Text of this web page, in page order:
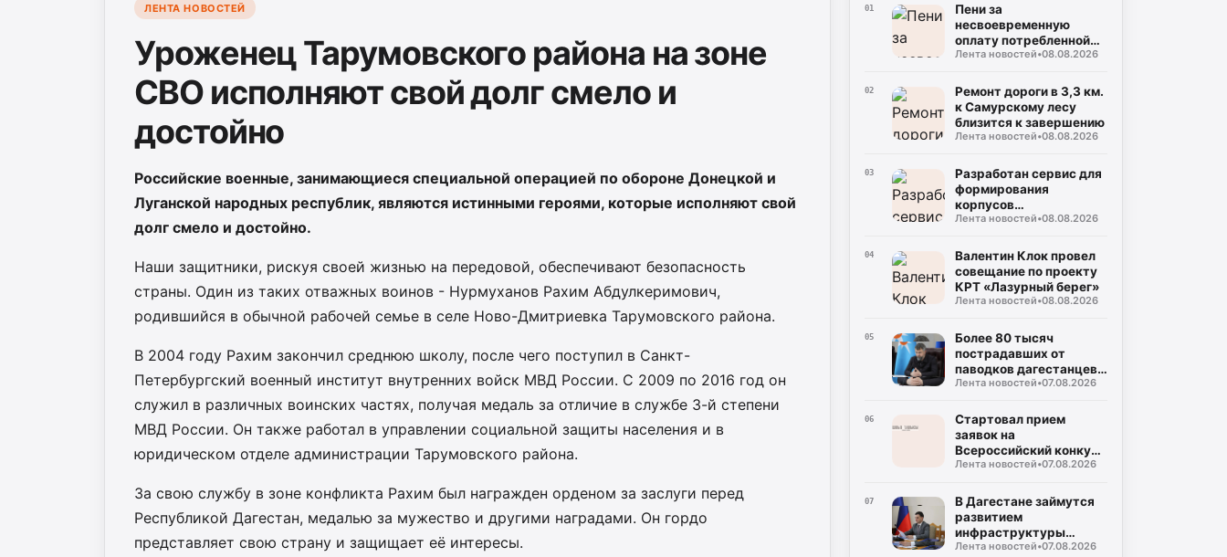
ЛЕНТА НОВОСТЕЙ
Уроженец Тарумовского района на зоне
СВО исполняют свой долг смело и
достойно
Российские военные, занимающиеся специальной операцией по обороне Донецкой и
Луганской народных республик, являются истинными героями, которые исполняют свой
долг смело и достойно.
Наши защитники, рискуя своей жизнью на передовой, обеспечивают безопасность
страны. Один из таких отважных воинов - Нурмуханов Рахим Абдулкеримович,
родившийся в обычной рабочей семье в селе Ново-Дмитриевка Тарумовского района.
В 2004 году Рахим закончил среднюю школу, после чего поступил в Санкт-
Петербургский военный институт внутренних войск МВД России. С 2009 по 2016 год он
служил в различных воинских частях, получая медаль за отличие в службе 3-й степени
МВД России. Он также работал в управлении социальной защиты населения и в
юридическом отделе администрации Тарумовского района.
За свою службу в зоне конфликта Рахим был награжден орденом за заслуги перед
Республикой Дагестан, медалью за мужество и другими наградами. Он гордо
представляет свою страну и защищает её интересы.
01
Пени за
несвоевременную
оплату потребленной
электроэнергии не
15 сентября 2026 года
Лента новостей•08.08.2026
02
Ремонт дороги в 3,3 км.
к Самурскому лесу
близится к завершению
Лента новостей•08.08.2026
03
Разработан сервис для
формирования
корпусов
национальных языков
Лента новостей•08.08.2026
04
Валентин Клок провел
совещание по проекту
КРТ «Лазурный берег»
Лента новостей•08.08.2026
05
Более 80 тысяч
пострадавших от
паводков дагестанцев
получили выплаты
Лента новостей•07.08.2026
06
Стартовал прием
заявок на
Всероссийский конкурс
«Столица детского
Лента новостей•07.08.2026
07
В Дагестане займутся
развитием
инфраструктуры
Каспийской флотилии
Лента новостей•07.08.2026